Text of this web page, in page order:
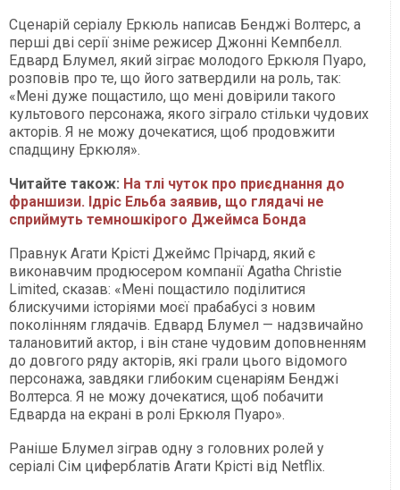
Сценарій серіалу Еркюль написав Бенджі Волтерс, а
перші дві серії зніме режисер Джонні Кемпбелл.
Едвард Блумел, який зіграє молодого Еркюля Пуаро,
розповів про те, що його затвердили на роль, так:
«Мені дуже пощастило, що мені довірили такого
культового персонажа, якого зіграло стільки чудових
акторів. Я не можу дочекатися, щоб продовжити
спадщину Еркюля».
Читайте також: На тлі чуток про приєднання до
франшизи. Ідріс Ельба заявив, що глядачі не
сприймуть темношкірого Джеймса Бонда
Правнук Агати Крісті Джеймс Прічард, який є
виконавчим продюсером компанії Agatha Christie
Limited, сказав: «Мені пощастило поділитися
блискучими історіями моєї прабабусі з новим
поколінням глядачів. Едвард Блумел — надзвичайно
талановитий актор, і він стане чудовим доповненням
до довгого ряду акторів, які грали цього відомого
персонажа, завдяки глибоким сценаріям Бенджі
Волтерса. Я не можу дочекатися, щоб побачити
Едварда на екрані в ролі Еркюля Пуаро».
Раніше Блумел зіграв одну з головних ролей у
серіалі Сім циферблатів Агати Крісті від Netflix.